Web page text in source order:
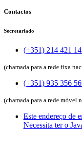
Contactos
Secretariado
(+351) 214 421
(chamada para a rede fixa
(+351) 935 356
(chamada para a rede móvel
Este endereço de
Necessita ter o